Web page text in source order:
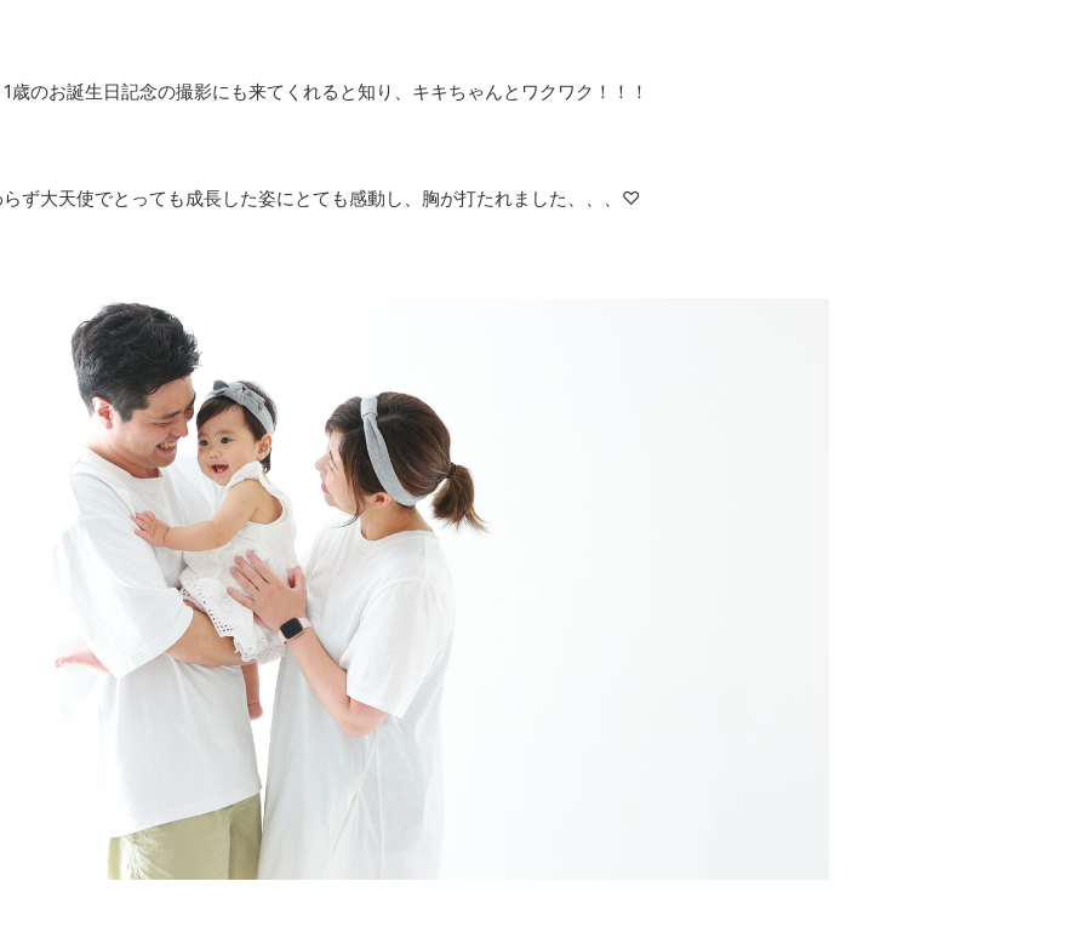
歳のお誕生日記念の撮影にも来てくれると知り、キキちゃんとワクワク！！！
ず大天使でとっても成長した姿にとても感動し、胸が打たれました、、、♡